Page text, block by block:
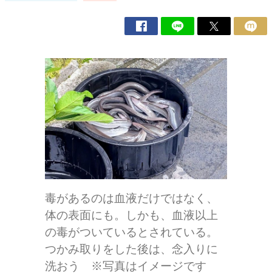
毒があるのは血液だけではなく、
体の表面にも。しかも、血液以上
の毒がついているとされている。
つかみ取りをした後は、念入りに
洗おう ※写真はイメージです